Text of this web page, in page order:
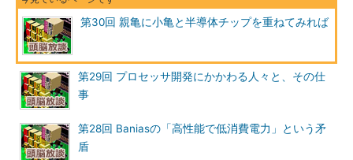
ら実装面積を何とか小さくしたいと考えている携帯電話の設計者
が「重ねたい」と思うのは無理ない欲求である。この重ねるとい
う発想はそれほど新しいものではない。
どでも、DIP（Dual Inline Package）のDRAMを2個重ねて、「ス
タックド」的な実装をしているものもあったほどだ。もちろん、
これはパッケージ化されたものを重ねているので、ここで話をし
現在では、SRAMとフラッシュメモリを2個重ねる以外にも、
第30回 親亀に小亀と半導体チップを重ねてみれば
第29回 プロセッサ開発にかかわる人々と、その仕
事
第28回 Baniasの「高性能で低消費電力」という矛
盾